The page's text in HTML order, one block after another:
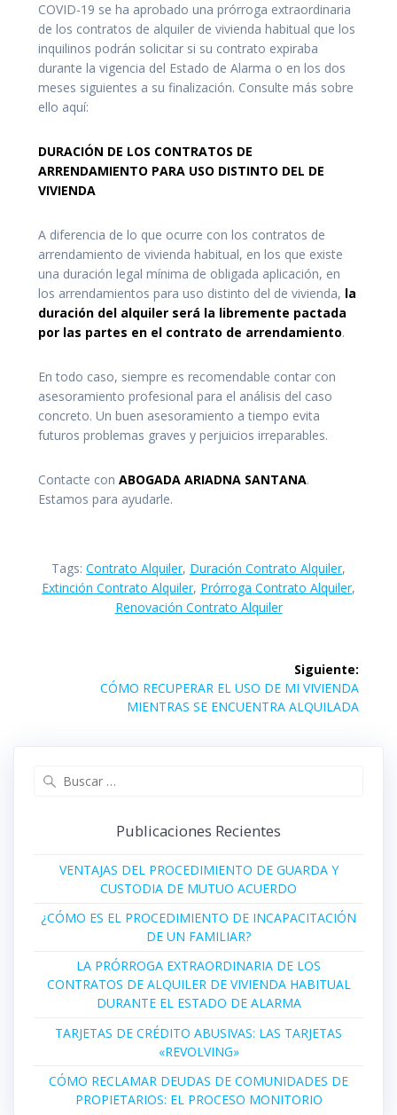
COVID-19 se ha aprobado una prórroga extraordinaria
de los contratos de alquiler de vivienda habitual que los
inquilinos podrán solicitar si su contrato expiraba
durante la vigencia del Estado de Alarma o en los dos
meses siguientes a su finalización. Consulte más sobre
ello aquí:
DURACIÓN DE LOS CONTRATOS DE
ARRENDAMIENTO PARA USO DISTINTO DEL DE
VIVIENDA
A diferencia de lo que ocurre con los contratos de
arrendamiento de vivienda habitual, en los que existe
una duración legal mínima de obligada aplicación, en
los arrendamientos para uso distinto del de vivienda, la
duración del alquiler será la libremente pactada
por las partes en el contrato de arrendamiento.
En todo caso, siempre es recomendable contar con
asesoramiento profesional para el análisis del caso
concreto. Un buen asesoramiento a tiempo evita
futuros problemas graves y perjuicios irreparables.
Contacte con ABOGADA ARIADNA SANTANA.
Estamos para ayudarle.
Tags: Contrato Alquiler, Duración Contrato Alquiler,
Extinción Contrato Alquiler, Prórroga Contrato Alquiler,
Renovación Contrato Alquiler
Siguiente:
Siguiente
entrada:
CÓMO RECUPERAR EL USO DE MI VIVIENDA
MIENTRAS SE ENCUENTRA ALQUILADA
Publicaciones Recientes
VENTAJAS DEL PROCEDIMIENTO DE GUARDA Y
CUSTODIA DE MUTUO ACUERDO
¿CÓMO ES EL PROCEDIMIENTO DE INCAPACITACIÓN
DE UN FAMILIAR?
LA PRÓRROGA EXTRAORDINARIA DE LOS
CONTRATOS DE ALQUILER DE VIVIENDA HABITUAL
DURANTE EL ESTADO DE ALARMA
TARJETAS DE CRÉDITO ABUSIVAS: LAS TARJETAS
«REVOLVING»
CÓMO RECLAMAR DEUDAS DE COMUNIDADES DE
PROPIETARIOS: EL PROCESO MONITORIO